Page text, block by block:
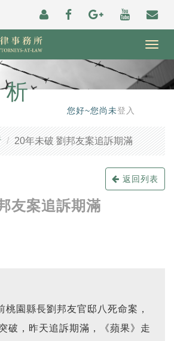
析
您好~您尚未登入
20年未破 劉邦友案追訴期滿
返回列表
友案追訴期滿
園縣長劉邦友官邸八死命案，
破，昨天追訴期滿，《蘋果》走